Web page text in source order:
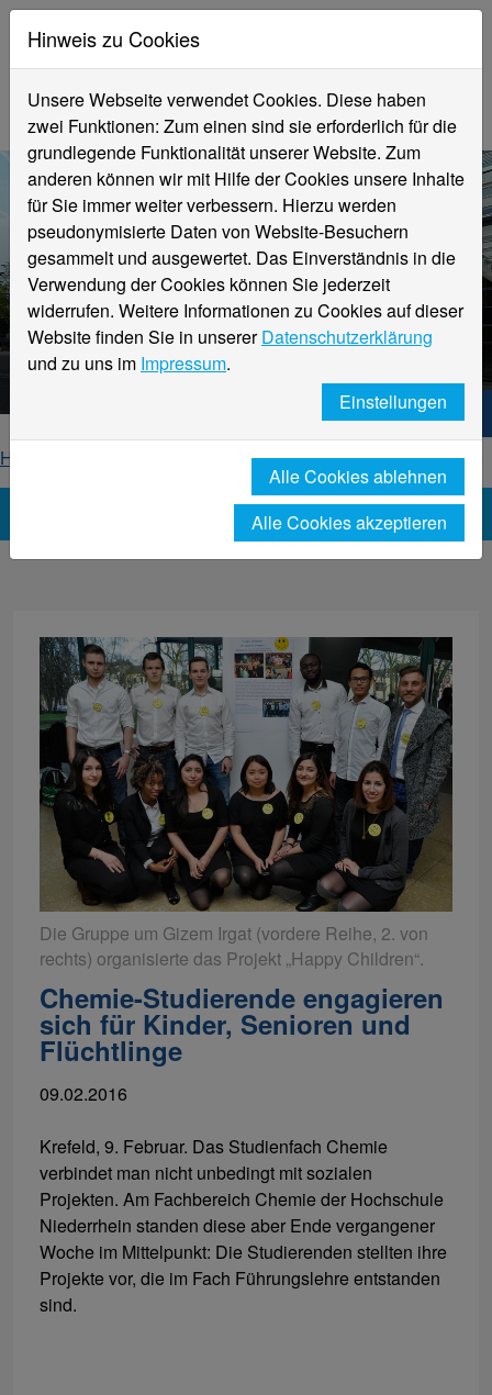
Aktuelle Meldungen
Hochschule Niederrhein
Hochschule Niederrhein. Dein Weg.
Home
News-Detailseite
Die Gruppe um Gizem Irgat (vordere Reihe, 2. von
rechts) organisierte das Projekt „Happy Children“.
Chemie-Studierende engagieren
sich für Kinder, Senioren und
Flüchtlinge
09.02.2016
Krefeld, 9. Februar. Das Studienfach Chemie
verbindet man nicht unbedingt mit sozialen
Projekten. Am Fachbereich Chemie der Hochschule
Niederrhein standen diese aber Ende vergangener
Woche im Mittelpunkt: Die Studierenden stellten ihre
Projekte vor, die im Fach Führungslehre entstanden
sind.
Hinweis zu Cookies
Unsere Webseite verwendet Cookies. Diese haben
zwei Funktionen: Zum einen sind sie erforderlich für die
grundlegende Funktionalität unserer Website. Zum
anderen können wir mit Hilfe der Cookies unsere Inhalte
für Sie immer weiter verbessern. Hierzu werden
pseudonymisierte Daten von Website-Besuchern
gesammelt und ausgewertet. Das Einverständnis in die
Verwendung der Cookies können Sie jederzeit
widerrufen. Weitere Informationen zu Cookies auf dieser
Website finden Sie in unsererDatenschutzerklärung
und zu uns im Impressum.
Einstellungen
Alle Cookies ablehnen
Alle Cookies akzeptieren